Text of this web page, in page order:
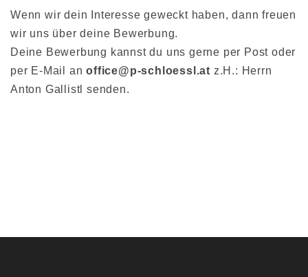
Wenn wir dein Interesse geweckt haben, dann freuen
wir uns über deine Bewerbung.
Deine Bewerbung kannst du uns gerne per Post oder
per E-Mail anoffice@p-schloessl.at z.H.: Herrn
Anton Gallistl senden.